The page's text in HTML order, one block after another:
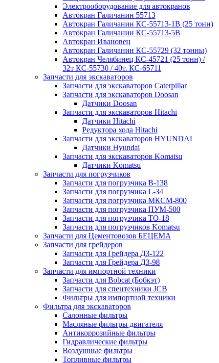
Электрооборудование для автокранов
Автокран Галичанин 55713
Автокран Галичанин КС-55713-1В (25 тонн)
Автокран Галичанин КС-55713-5В
Автокран Ивановец
Автокран Галичанин КС-55729 (32 тонны)
Автокран Челябинец КС-45721 (25 тонн) /
32т КС-55730 / 40т. КС-65711
Запчасти для экскаваторов
Запчасти для экскаваторов Caterpillar
Запчасти для экскаваторов Doosan
Датчики Doosan
Запчасти для экскаваторов Hitachi
Датчики Hitachi
Редуктора хода Hitachi
Запчасти для экскаваторов HYUNDAI
Датчики Hyundai
Запчасти для экскаваторов Komatsu
Датчики Komatsu
Запчасти для погрузчиков
Запчасти для погрузчика B-138
Запчасти для погрузчика L-34
Запчасти для погрузчика МКСМ-800
Запчасти для погрузчика ПУМ-500
Запчасти для погрузчика ТО-18
Запчасти для погрузчиков Komatsu
Запчасти для Цементовозов БЕЦЕМА
Запчасти для грейдеров
Запчасти для Грейдера ДЗ-122
Запчасти для Грейдера ДЗ-98
Запчасти для импортной техники
Запчасти для Bobcat (Бобкэт)
Запчасти для спецтехники JCB
Фильтры для импортной техники
Фильтра для экскаваторов
Салонные фильтры
Масляные фильтры двигателя
Антикоррозийные фильтры
Гидравлические фильтры
Воздушные фильтры
Топливные фильтры